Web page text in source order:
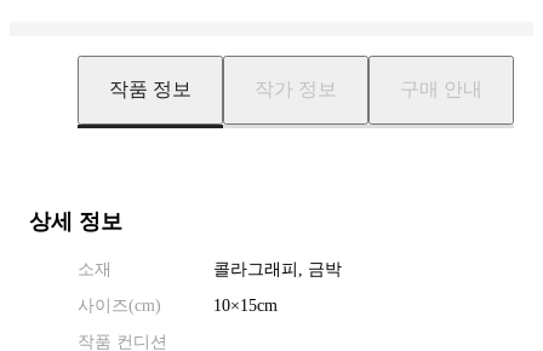
작품 정보 작가 정보 구매 안내
상세 정보
소재
콜라그래피, 금박
사이즈(cm) 10×15cm
작품 컨디션